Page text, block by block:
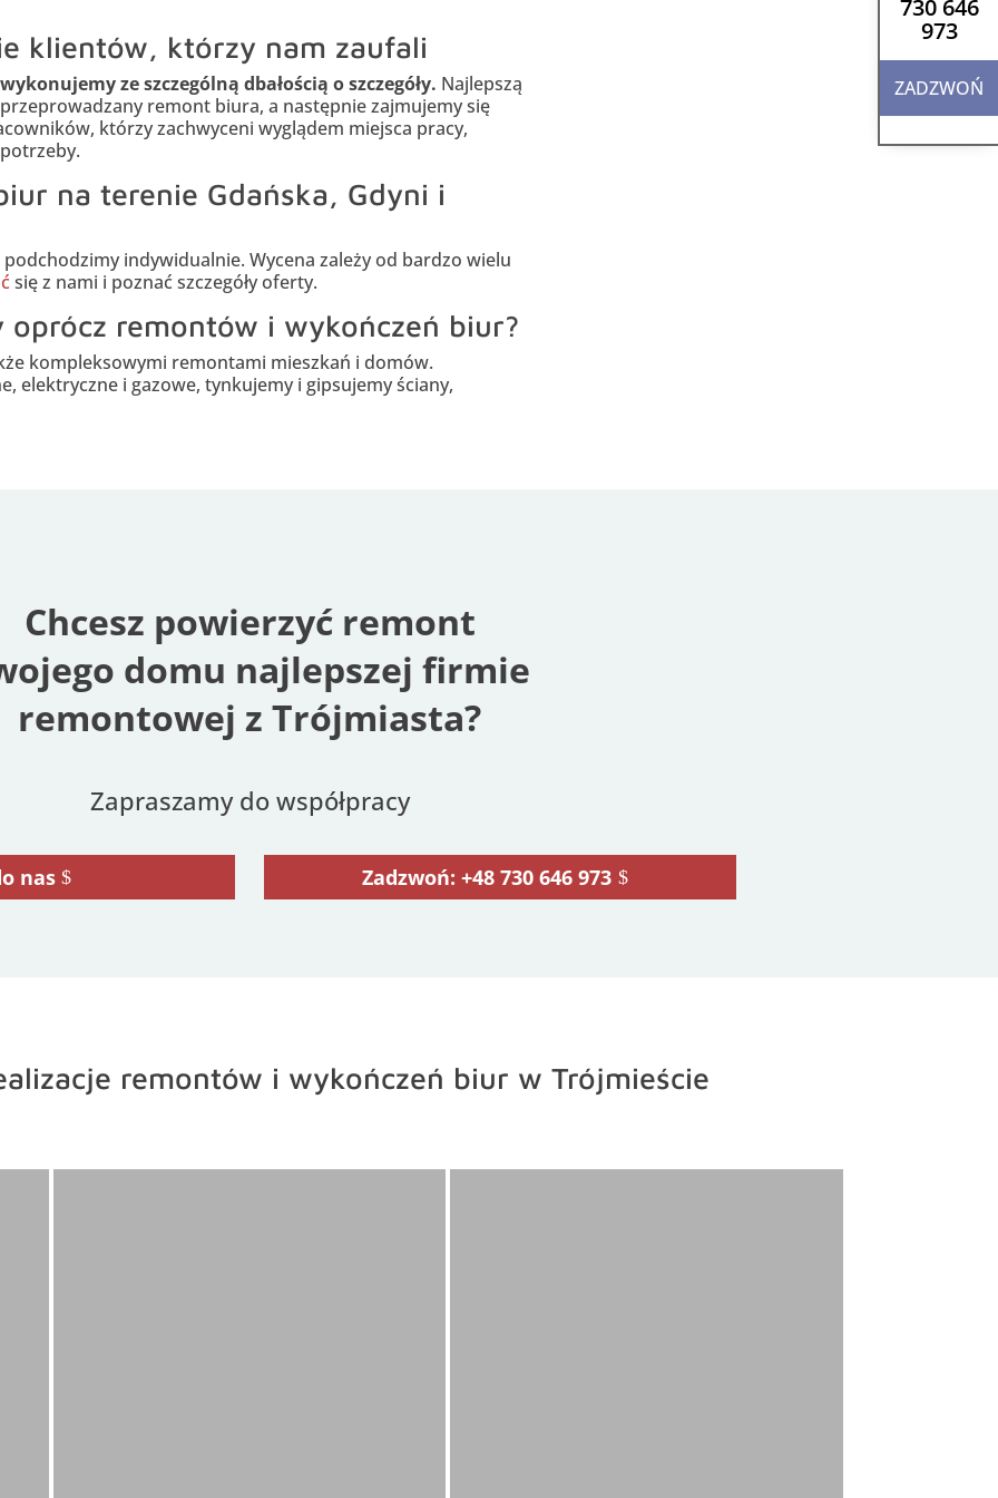
730 646
973
ZADZWOŃ
klientów, którzy nam zaufali
ze szczególną dbałością o szczegóły. Najlepszą
remont biura, a następnie zajmujemy się
którzy zachwyceni wyglądem miejsca pracy,
na terenie Gdańska, Gdyni i
indywidualnie. Wycena zależy od bardzo wielu
się z nami i poznać szczegóły oferty.
oprócz remontów i wykończeń biur?
kompleksowymi remontami mieszkań i domów.
elektryczne i gazowe, tynkujemy i gipsujemy ściany,
Chcesz powierzyć remont
domu najlepszej firmie
remontowej z Trójmiasta?
Zapraszamy do współpracy
nas Zadzwoń: +48 730 646 973
remontów i wykończeń biur w Trójmieście